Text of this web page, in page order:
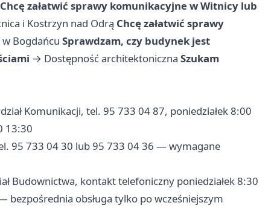
Chcę załatwić sprawy komunikacyjne w Witnicy lub
i Kostrzyn nad Odrą Chcę załatwić sprawy
w Bogdańcu Sprawdzam, czy budynek jest
→ Dostępność architektoniczna Szukam
Komunikacji, tel. 95 733 04 87, poniedziałek 8:00
13:30
95 733 04 30 lub 95 733 04 36 — wymagane
Budownictwa, kontakt telefoniczny poniedziałek 8:30
obsługa tylko po wcześniejszym